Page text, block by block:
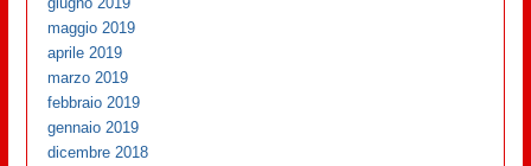
maggio 2019
aprile 2019
marzo 2019
febbraio 2019
gennaio 2019
dicembre 2018